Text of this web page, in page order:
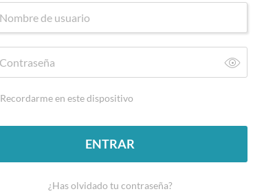
Recordarme en este dispositivo
ENTRAR
¿Has olvidado tu contraseña?